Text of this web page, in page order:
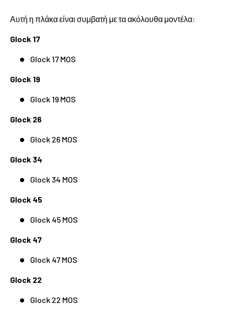
Αυτή η πλάκα είναι συμβατή με τα ακόλουθα μοντέλα:
Glock 17
Glock 17 MOS
Glock 19
Glock 19 MOS
Glock 26
Glock 26 MOS
Glock 34
Glock 34 MOS
Glock 45
Glock 45 MOS
Glock 47
Glock 47 MOS
Glock 22
Glock 22 MOS